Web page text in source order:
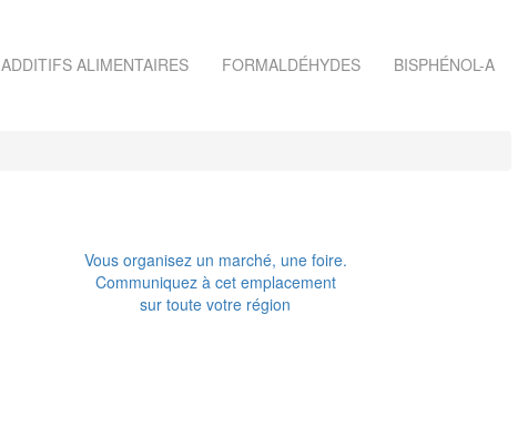
ADDITIFS ALIMENTAIRES FORMALDÉHYDES BISPHÉNOL-A
Vous organisez un marché, une foire.
Communiquez à cet emplacement
sur toute votre région